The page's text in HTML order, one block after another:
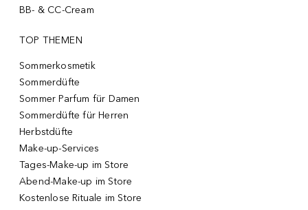
BB- & CC-Cream
TOP THEMEN
Sommerkosmetik
Sommerdüfte
Sommer Parfum für Damen
Sommerdüfte für Herren
Herbstdüfte
Make-up-Services
Tages-Make-up im Store
Abend-Make-up im Store
Kostenlose Rituale im Store